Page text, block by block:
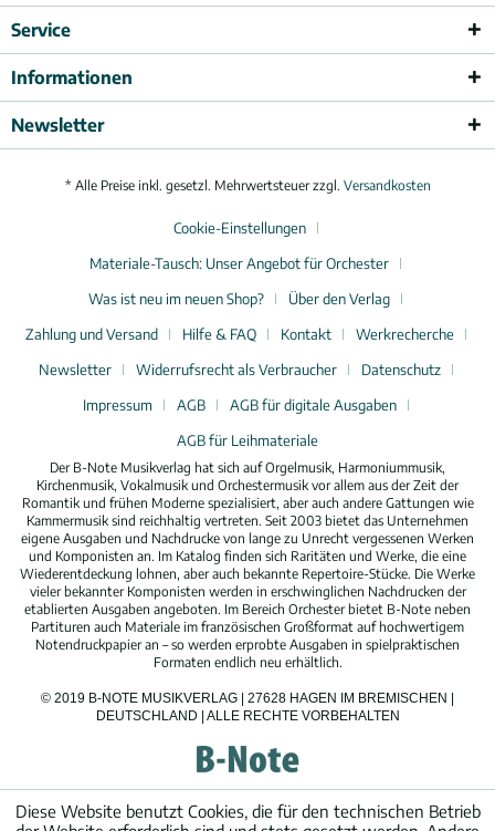
Service
Informationen
Newsletter
* Alle Preise inkl. gesetzl. Mehrwertsteuer zzgl. Versandkosten
Cookie-Einstellungen
Materiale-Tausch: Unser Angebot für Orchester
Was ist neu im neuen Shop?
Über den Verlag
Zahlung und Versand
Hilfe & FAQ Kontakt
Werkrecherche
Newsletter
Widerrufsrecht als Verbraucher
Datenschutz
Impressum
AGB
AGB für digitale Ausgaben
AGB für Leihmateriale
Der B-Note Musikverlag hat sich auf Orgelmusik, Harmoniummusik,
Kirchenmusik, Vokalmusik und Orchestermusik vor allem aus der Zeit der
Romantik und frühen Moderne spezialisiert, aber auch andere Gattungen wie
Kammermusik sind reichhaltig vertreten. Seit 2003 bietet das Unternehmen
eigene Ausgaben und Nachdrucke von lange zu Unrecht vergessenen Werken
und Komponisten an. Im Katalog finden sich Raritäten und Werke, die eine
Wiederentdeckung lohnen, aber auch bekannte Repertoire-Stücke. Die Werke
vieler bekannter Komponisten werden in erschwinglichen Nachdrucken der
etablierten Ausgaben angeboten. Im Bereich Orchester bietet B-Note neben
Partituren auch Materiale im französischen Großformat auf hochwertigem
Notendruckpapier an – so werden erprobte Ausgaben in spielpraktischen
Formaten endlich neu erhältlich.
© 2019 B-NOTE MUSIKVERLAG | 27628 HAGEN IM BREMISCHEN |
DEUTSCHLAND | ALLE RECHTE VORBEHALTEN
Diese Website benutzt Cookies, die für den technischen Betrieb